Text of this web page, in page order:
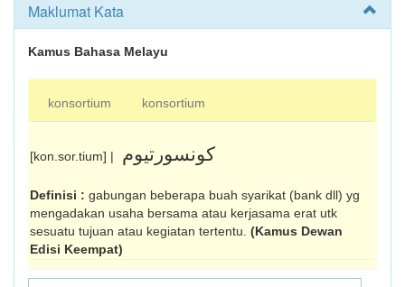
Maklumat Kata
Kamus Bahasa Melayu
konsortium konsortium
[kon.sor.tium] | کونسورتيوم
Definisi : gabungan beberapa buah syarikat (bank dll) yg
mengadakan usaha bersama atau kerjasama erat utk
sesuatu tujuan atau kegiatan tertentu. (Kamus Dewan
Edisi Keempat)